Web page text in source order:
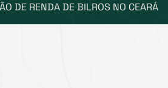
DE RENDA DE BILROS NO CEARÁ